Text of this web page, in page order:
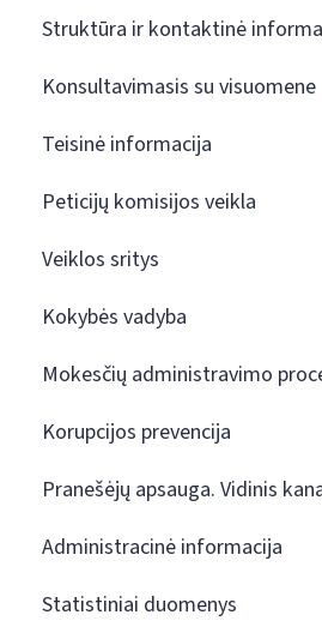
Struktūra ir kontaktinė
Konsultavimasis su visuomene
Teisinė informacija
Peticijų komisijos veikla
Veiklos sritys
Kokybės vadyba
Mokesčių administravimo
Korupcijos prevencija
Pranešėjų apsauga. Vidinis
Administracinė informacija
Statistiniai duomenys